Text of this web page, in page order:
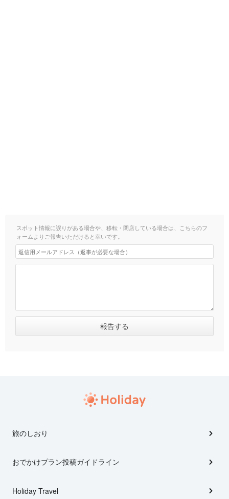
スポット情報に誤りがある場合や、移転・閉店している場合は、こちらのフ
ォームよりご報告いただけると幸いです。
旅のしおり
おでかけプラン投稿ガイドライン
Holiday Travel